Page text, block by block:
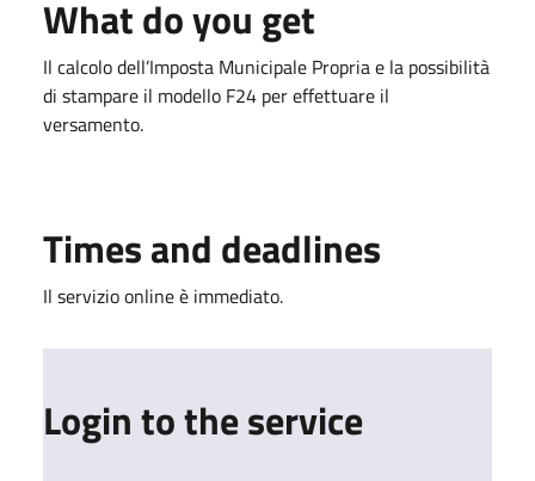
What do you get
Il calcolo dell’Imposta Municipale Propria e la possibilità
di stampare il modello F24 per effettuare il
versamento.
Times and deadlines
Il servizio online è immediato.
Login to the service